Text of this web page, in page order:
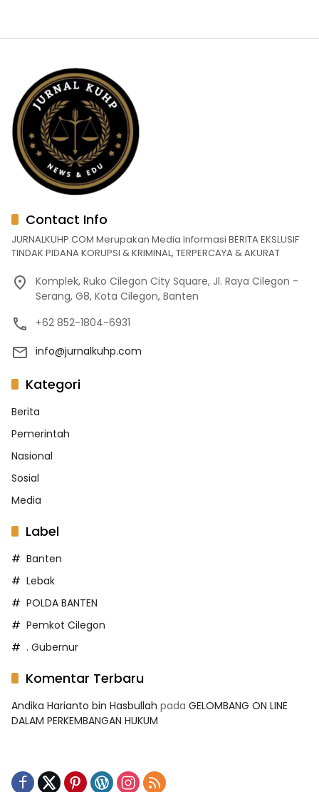
Contact Info
JURNALKUHP.COM Merupakan Media Informasi BERITA EKSLUSIF
TINDAK PIDANA KORUPSI & KRIMINAL, TERPERCAYA & AKURAT
Komplek, Ruko Cilegon City Square, Jl. Raya Cilegon -
Serang, G8, Kota Cilegon, Banten
+62 852-1804-6931
info@jurnalkuhp.com
Kategori
Berita
Pemerintah
Nasional
Sosial
Media
Label
Banten
Lebak
POLDA BANTEN
Pemkot Cilegon
. Gubernur
Komentar Terbaru
Andika Harianto bin Hasbullah pada GELOMBANG ON LINE
DALAM PERKEMBANGAN HUKUM